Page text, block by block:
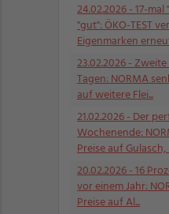
24.02.2026- 17-mal
"gut": ÖKO-TEST
Eigenmarken
23.02.2026- Zweite
Tagen: NORMA
auf weitere Flei...
21.02.2026- Der
Wochenende:
Preise auf Gulasch,
20.02.2026- 16
vor einem Jahr:
Preise auf Al...